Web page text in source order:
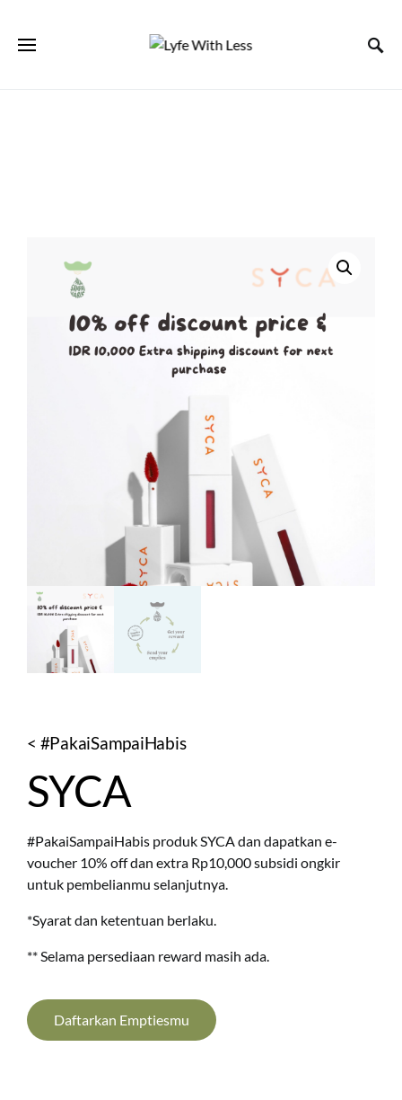
< #PakaiSampaiHabis
SYCA
#PakaiSampaiHabis produk SYCA dan dapatkan e-
voucher 10% off dan extra Rp10,000 subsidi ongkir
untuk pembelianmu selanjutnya.
*Syarat dan ketentuan berlaku.
** Selama persediaan reward masih ada.
Daftarkan Emptiesmu